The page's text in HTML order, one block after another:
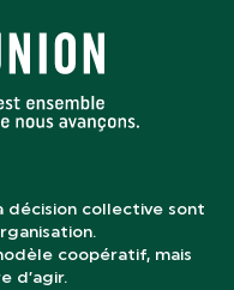
décision collective sont
coopératif, mais
d’agir.